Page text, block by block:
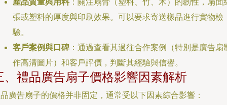
產品質量與用料：關注扇骨（塑料、竹、木）的韌性，扇面
張或塑料的厚度與印刷效果。可以要求寄送樣品進行實物檢
驗。
客戶案例與口碑：通過查看其過往合作案例（特別是廣告扇
作高清圖片）和客戶評價，判斷其經驗與信譽。
、禮品廣告扇子價格影響因素解析
廣告扇子的價格并非固定，通常受以下因素綜合影響：